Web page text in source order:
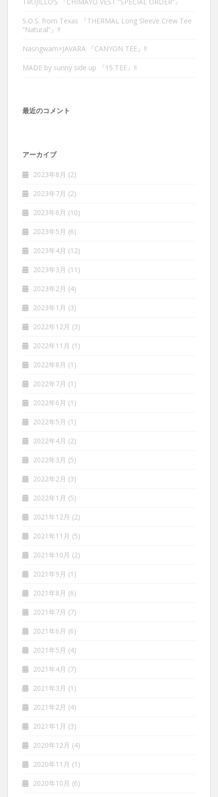
S.O.S. from Texas 『THERMAL Long Sleeve Crew Tee
“Natural”』‼︎
Nasngwam×JAVARA 『CANYON TEE』‼︎
MADE by sunny side up 『15 TEE』‼︎
最近のコメント
アーカイブ
2023年8月 (2)
2023年7月 (2)
2023年6月 (10)
2023年5月 (6)
2023年4月 (12)
2023年3月 (11)
2023年2月 (4)
2023年1月 (3)
2022年12月 (3)
2022年11月 (1)
2022年8月 (1)
2022年7月 (1)
2022年6月 (1)
2022年5月 (1)
2022年4月 (2)
2022年3月 (5)
2022年2月 (3)
2022年1月 (5)
2021年12月 (2)
2021年11月 (5)
2021年10月 (2)
2021年9月 (1)
2021年8月 (6)
2021年7月 (7)
2021年6月 (6)
2021年5月 (4)
2021年4月 (7)
2021年3月 (1)
2021年2月 (4)
2021年1月 (3)
2020年12月 (4)
2020年11月 (1)
2020年10月 (6)